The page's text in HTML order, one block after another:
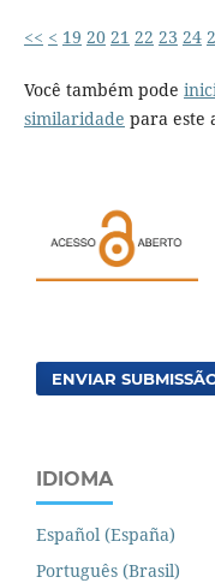
<< < 19 20 21 22 23 24
Você também pode
similaridade para este
ENVIAR
IDIOMA
Español (España)
Português (Brasil)